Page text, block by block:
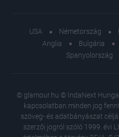
USA Németország
Anglia
Bulgária
Spanyolország
© glamour.hu © IndaNext
kapcsolatban minden jog
szöveg- és adatbányászat
szerzői jogról szóló 1999. évi